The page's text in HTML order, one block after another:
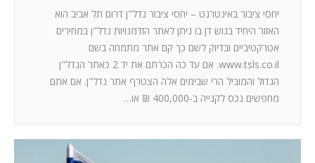
יחסי ציבור באינטרנט – יחסי ציבור נדל"ן דרום תל אביב הוא
האזור היחיד בגוש דן בו ניתן לאתר הזדמנויות נדל"ן במחירים
אטרקטיביים ובדיוק לשם כך קם אתר מתמחה בשם
www.tsls.co.il. אם עד כה הכרתם את יד 2 כאתר הנדל"ן
הגדול והמוביל הרי שבימים אלה הצטרף אתר נדל"ן. אם אתם
מחפשים נכס לקנייה ב-400,000 ₪ או…